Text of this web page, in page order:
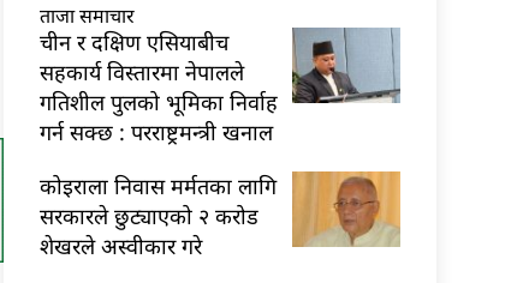
ताजा समाचार
चीन र दक्षिण एसियाबीच
सहकार्य विस्तारमा नेपालले
गतिशील पुलको भूमिका निर्वाह
गर्न सक्छ : परराष्ट्रमन्त्री खनाल
कोइराला निवास मर्मतका लागि
सरकारले छुट्याएको २ करोड
शेखरले अस्वीकार गरे